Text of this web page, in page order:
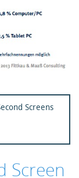
Screens
Screen